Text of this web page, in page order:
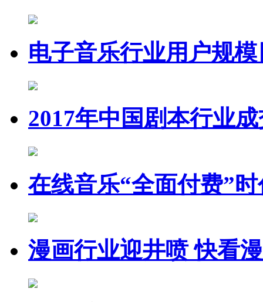
电子音乐行业用户规
2017年中国剧本行业
在线音乐“全面付费”
漫画行业迎井喷 快看